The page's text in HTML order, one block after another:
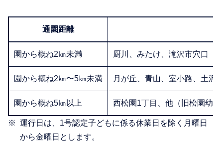
通園距離
園から概ね2㎞未満 厨川、みたけ、滝沢市穴口（
園から概ね2㎞〜5㎞未満 月が丘、青山、室小路、土沢
園から概ね5㎞以上 西松園1丁目、他（旧松園幼
運行日は、1号認定子どもに係る休業日を除く月曜日
から金曜日とします。